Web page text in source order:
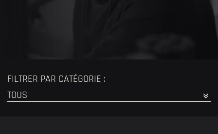
FILTRER PAR CATÉGORIE :